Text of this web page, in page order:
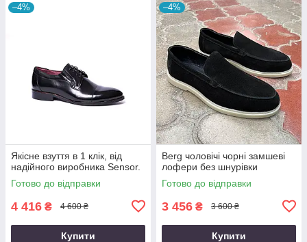
–4%
Якісне взуття в 1 клік, від
надійного виробника Sensor.
Готово до відправки
4 416 ₴ 4 600 ₴
Купити
–4%
Berg чоловічі чорні замшеві
лофери без шнурівки
Готово до відправки
3 456 ₴ 3 600 ₴
Купити